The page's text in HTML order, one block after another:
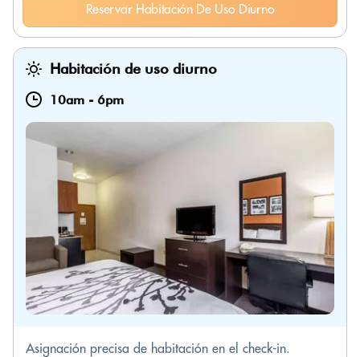
Reservar Habitación De Uso Diurno
Habitación de uso diurno
10am - 6pm
Asignación precisa de habitación en el check-in.